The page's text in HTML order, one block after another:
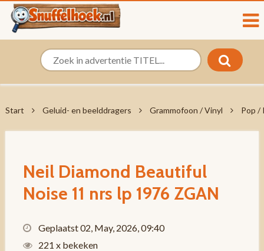
Start Geluid- en beelddragers Grammofoon / Vinyl Pop /
Neil Diamond Beautiful
Noise 11 nrs lp 1976 ZGAN
Geplaatst 02, May, 2026, 09:40
221 x bekeken